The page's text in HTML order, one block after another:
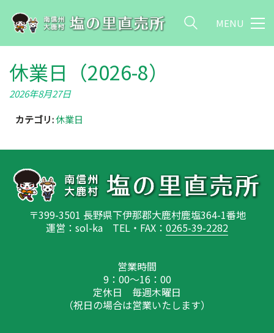
MENU
休業日（2026-8）
2026年8月27日
カテゴリ:休業日
〒399-3501 長野県下伊那郡大鹿村鹿塩364-1番地
運営：sol-ka TEL・FAX： 0265-39-2282
営業時間
9：00～16：00
定休日 毎週木曜日
（祝日の場合は営業いたします）